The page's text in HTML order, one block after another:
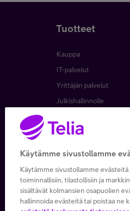
Tuotteet
Kauppa
IT-palvelut
Yrittäjän palvelut
Julkishallinnolle
Business
Apple yrityksille
Käytämme sivustollamme
Käytämme sivustollamme
toiminnallisiin, tilastollisiin ja
sisältävät kolmansien osapuolien
hallinnoida evästeitä tai poistaa ne